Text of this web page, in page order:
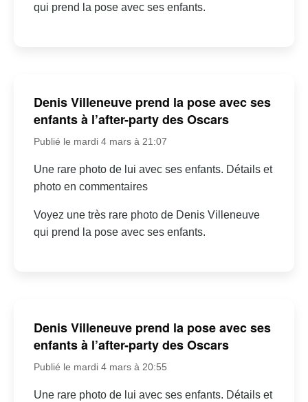
qui prend la pose avec ses enfants.
Denis Villeneuve prend la pose avec ses
enfants à l’after-party des Oscars
Publié le mardi 4 mars à 21:07
Une rare photo de lui avec ses enfants. Détails et
photo en commentaires
Voyez une très rare photo de Denis Villeneuve
qui prend la pose avec ses enfants.
Denis Villeneuve prend la pose avec ses
enfants à l’after-party des Oscars
Publié le mardi 4 mars à 20:55
Une rare photo de lui avec ses enfants. Détails et